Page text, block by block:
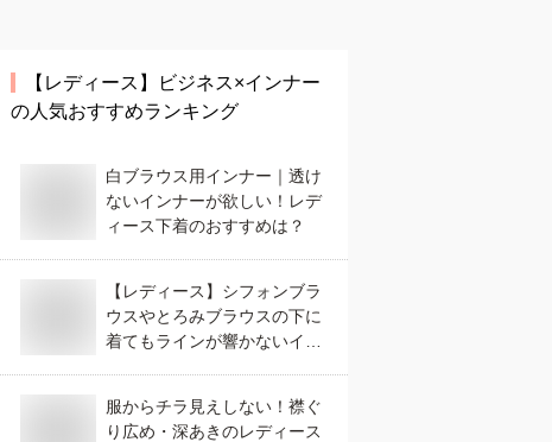
【レディース】
ビジネス×インナー
の人気おすすめランキング
白ブラウス用インナー｜透け
ないインナーが欲しい！レデ
ィース下着のおすすめは？
【レディース】シフォンブラ
ウスやとろみブラウスの下に
着てもラインが響かないイン
服からチラ見えしない！襟ぐ
り広め・深あきのレディース